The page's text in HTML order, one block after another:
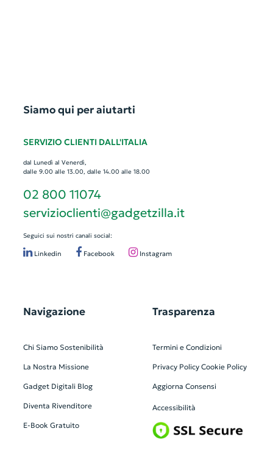
Siamo qui per aiutarti
SERVIZIO CLIENTI DALL'ITALIA
dal Lunedì al Venerdì,
dalle 9.00 alle 13.00, dalle 14.00 alle 18.00
02 800 11074
servizioclienti@gadgetzilla.it
Seguici sui nostri canali social:
Linkedin Facebook Instagram
Navigazione
Chi Siamo Sostenibilità
La Nostra Missione
Gadget Digitali Blog
Diventa Rivenditore
E-Book Gratuito
Trasparenza
Termini e Condizioni
Privacy Policy Cookie Policy
Aggiorna Consensi
Accessibilità